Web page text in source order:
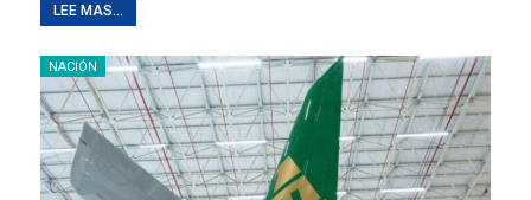
LEE MAS...
NACIÓN